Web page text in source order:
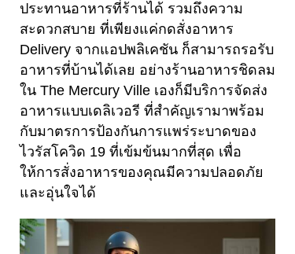
ประทานอาหารที่ร้านได้ รวมถึงความ
สะดวกสบาย ที่เพียงแค่กดสั่งอาหาร
Delivery จากแอปพลิเคชัน ก็สามารถรอรับ
อาหารที่บ้านได้เลย อย่างร้านอาหารชิดลม
ใน The Mercury Ville เองก็มีบริการจัดส่ง
อาหารแบบเดลิเวอรี ที่สำคัญเรามาพร้อม
กับมาตรการป้องกันการแพร่ระบาดของ
ไวรัสโควิด 19 ที่เข้มข้นมากที่สุด เพื่อ
ให้การสั่งอาหารของคุณมีความปลอดภัย
และอุ่นใจได้